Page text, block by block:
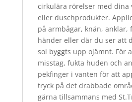
cirkulära rörelser med dina
eller duschprodukter.
på armbågar, knän, anklar,
händer eller där du ser att
sol byggts upp ojämnt. För
misstag, fukta huden och
pekfinger i vanten för att
tryck på det drabbade
gärna tillsammans med